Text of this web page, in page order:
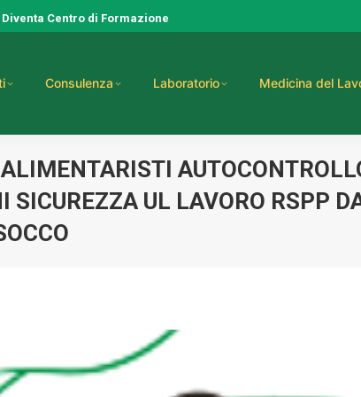
Diventa Centro di Formazione
Consulenza Laboratorio Medicina del
UL LAVORO RSPP